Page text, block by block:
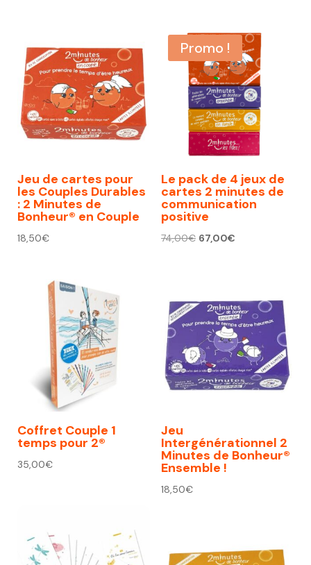
Jeu de cartes pour
les Couples Durables
: 2 Minutes de
Bonheur® en Couple
18,50€
Promo !
Le pack de 4 jeux de
cartes 2 minutes de
communication
positive
74,00€ Le
74,00€.
67,00€Le
67,00€.
Coffret Couple 1
temps pour 2®
35,00€
Jeu
Intergénérationnel 2
Minutes de Bonheur®
Ensemble !
18,50€